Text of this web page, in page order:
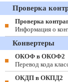
Проверка
Проверка
Информация о
Конвертеры
ОКОФ в ОКОФ2
Перевод кода
ОКДП в ОКПД2